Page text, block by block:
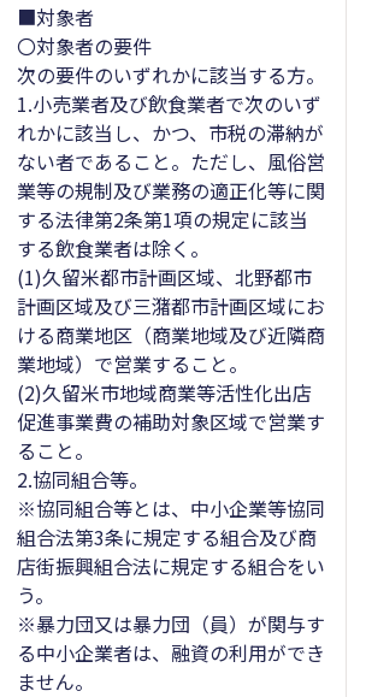
■対象者
〇対象者の要件
次の要件のいずれかに該当する方。
1.小売業者及び飲食業者で次のいず
れかに該当し、かつ、市税の滞納が
ない者であること。ただし、風俗営
業等の規制及び業務の適正化等に関
する法律第2条第1項の規定に該当
する飲食業者は除く。
(1)久留米都市計画区域、北野都市
計画区域及び三潴都市計画区域にお
ける商業地区（商業地域及び近隣商
業地域）で営業すること。
(2)久留米市地域商業等活性化出店
促進事業費の補助対象区域で営業す
ること。
2.協同組合等。
※協同組合等とは、中小企業等協同
組合法第3条に規定する組合及び商
店街振興組合法に規定する組合をい
う。
※暴力団又は暴力団（員）が関与す
る中小企業者は、融資の利用ができ
ません。